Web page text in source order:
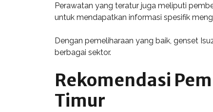
Perawatan yang teratur juga meliputi
untuk mendapatkan informasi spesifik
Dengan pemeliharaan yang baik, genset
berbagai sektor.
Rekomendasi
Timur